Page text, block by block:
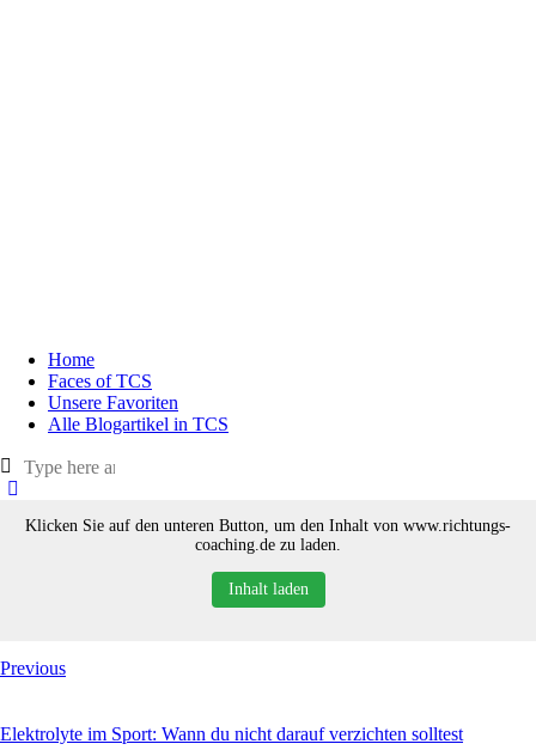
Home
Faces of TCS
Unsere Favoriten
Alle Blogartikel in TCS
Klicken Sie auf den unteren Button, um den Inhalt von www.richtungs-
coaching.de zu laden.
Inhalt laden
Previous
Elektrolyte im Sport: Wann du nicht darauf verzichten solltest